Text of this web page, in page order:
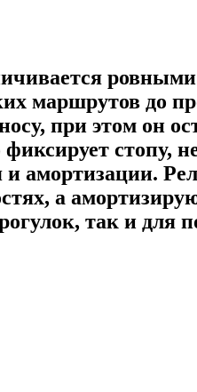
маршрутов до
при этом он
стопу,
и амортизации.
а
так и для